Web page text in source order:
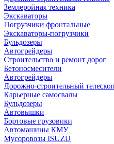
Землеройная техника
Экскаваторы
Погрузчики фронтальные
Экскаваторы-погрузчики
Бульдозеры
Автогрейдеры
Строительство и ремонт дорог
Бетоносмесители
Автогрейдеры
Дорожно-строительный
Карьерные самосвалы
Бульдозеры
Автовышки
Бортовые грузовики
Автомашины КМУ
Мусоровозы ISUZU